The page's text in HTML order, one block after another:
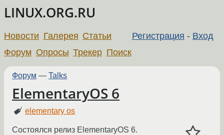
LINUX.ORG.RU
Регистрация - Вход
Новости Галерея Статьи
Форум Опросы Трекер Поиск
Форум — Talks
ElementaryOS 6
elementary os
Состоялся релиз ElementaryOS 6.